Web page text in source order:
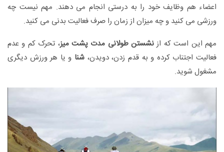
اعضاء هم وظایف خود را به درستی انجام می دهند. مهم نیست چه
ورزشی می کنید و چه میزان از زمان را صرف فعالیت بدنی می کنید.
مهم این است که از نشستن طولانی مدت پشت میز، تحرک کم و عدم
فعالیت اجتناب کرده و به قدم زدن، دویدن، شنا و یا هر ورزش دیگری
مشغول شوید.